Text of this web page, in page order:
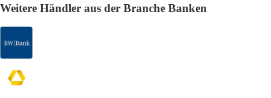
Weitere Händler aus der Branche Banken